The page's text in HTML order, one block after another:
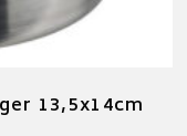
13,5x14cm